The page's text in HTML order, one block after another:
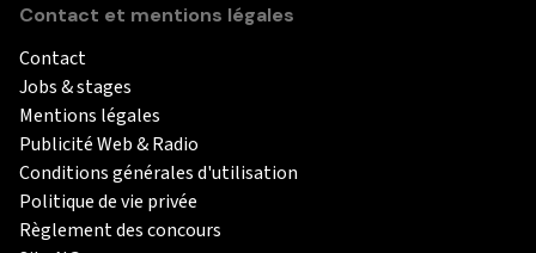
Contact et mentions légales
Contact
Jobs & stages
Mentions légales
Publicité Web & Radio
Conditions générales d'utilisation
Politique de vie privée
Règlement des concours